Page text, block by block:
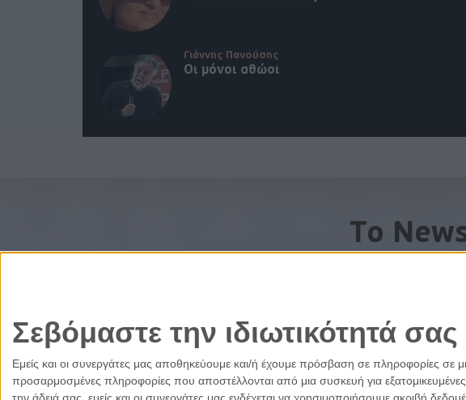
Σεβόμαστε την ιδιωτικότητά σας
Εμείς και οι συνεργάτες μας αποθηκεύουμε και/ή έχουμε πρόσβαση σε πληροφορίες
προσαρμοσμένες πληροφορίες που αποστέλλονται από μια συσκευή για
Γιάννης Πανούσης
Οι μόνοι αθώοι
To
Λάβετε